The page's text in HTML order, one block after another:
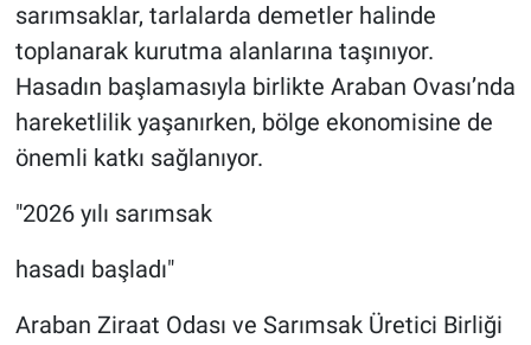
sarımsaklar, tarlalarda demetler halinde
toplanarak kurutma alanlarına taşınıyor.
Hasadın başlamasıyla birlikte Araban Ovası’nda
hareketlilik yaşanırken, bölge ekonomisine de
önemli katkı sağlanıyor.
"2026 yılı sarımsak
hasadı başladı"
Araban Ziraat Odası ve Sarımsak Üretici Birliği